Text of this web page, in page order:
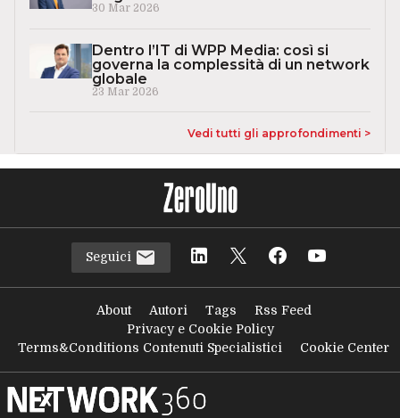
30 Mar 2026
Dentro l’IT di WPP Media: così si
governa la complessità di un network
globale
23 Mar 2026
Vedi tutti gli approfondimenti >
Seguici
About Autori Tags
Rss Feed
Privacy e Cookie Policy
Terms&Conditions Contenuti Specialistici
Cookie Center